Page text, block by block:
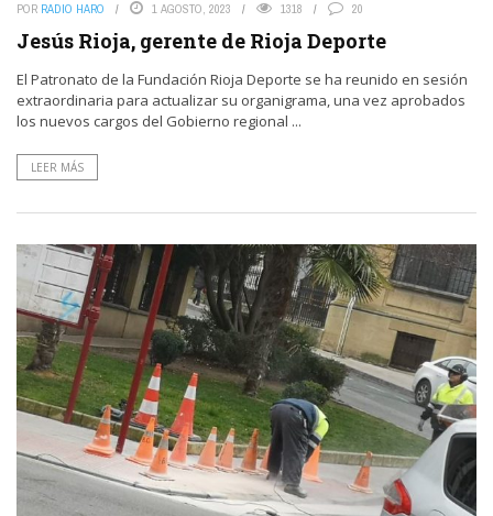
POR RADIO HARO 1 AGOSTO, 2023 1318 20
Jesús Rioja, gerente de Rioja Deporte
El Patronato de la Fundación Rioja Deporte se ha reunido en sesión
extraordinaria para actualizar su organigrama, una vez aprobados
los nuevos cargos del Gobierno regional ...
LEER MÁS